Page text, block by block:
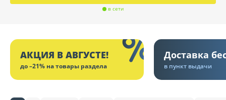
в сети
АКЦИЯ В АВГУСТЕ!
до –21% на товары раздела
Доставка
в пункт выдачи